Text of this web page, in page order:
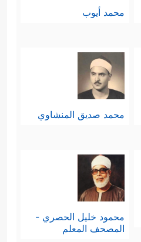
محمد أيوب
محمد صديق المنشاوي
محمود خليل الحصري -
المصحف المعلم